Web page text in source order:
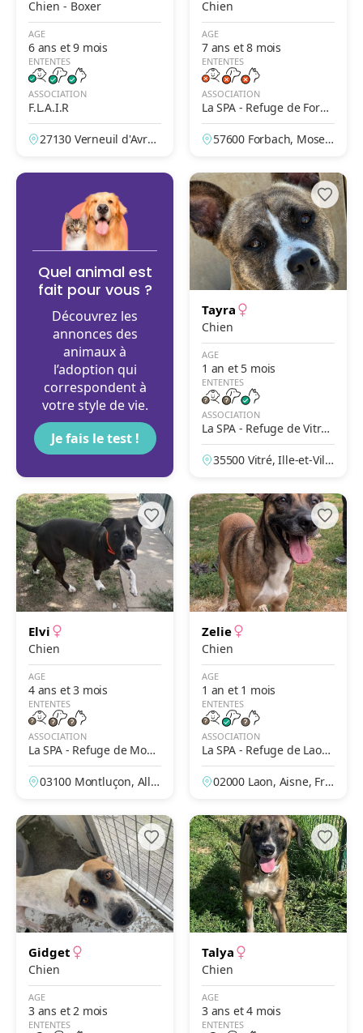
Chien - Boxer
AGE
6 ans et 9 mois
ENTENTES
ASSOCIATION
F.L.A.I.R
27130 Verneuil d'Avre
Chien
AGE
7 ans et 8 mois
ENTENTES
ASSOCIATION
La SPA - Refuge de Forba
ch
57600 Forbach, Mosell
Quel animal est
fait pour vous ?
Découvrez les
annonces des
animaux à
l’adoption qui
correspondent à
votre style de vie.
Je fais le test !
Tayra
Chien
AGE
1 an et 5 mois
ENTENTES
ASSOCIATION
La SPA - Refuge de Vitré
– Le Bois Pinson
35500 Vitré, Ille-et-Vilai
Elvi
Chien
AGE
4 ans et 3 mois
ENTENTES
ASSOCIATION
La SPA - Refuge de Montl
uçon – La Loue
03100 Montluçon, Allie
Zelie
Chien
AGE
1 an et 1 mois
ENTENTES
ASSOCIATION
La SPA - Refuge de Laon
– Des Prés de Longuevall
e 02000 Laon, Aisne, Fra
Gidget
Chien
AGE
3 ans et 2 mois
ENTENTES
Talya
Chien
AGE
3 ans et 4 mois
ENTENTES